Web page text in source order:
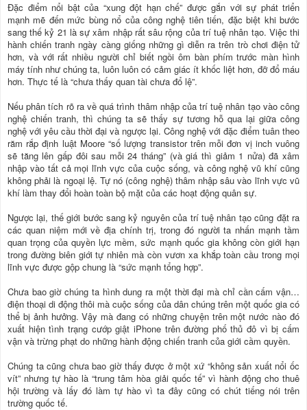
Đặc điểm nổi bật của “xung đột hạn chế” được gắn với sự phát triển
mạnh mẽ đến mức bùng nổ của công nghệ tiên tiến, đặc biệt khi bước
sang thế kỷ 21 là sự xâm nhập rất sâu rộng của trí tuệ nhân tạo. Việc thi
hành chiến tranh ngày càng giống những gì diễn ra trên trò chơi điện tử
hơn, và với rất nhiều người chỉ biết ngồi ôm bàn phím trước màn hình
máy tính như chúng ta, luôn luôn có cảm giác ít khốc liệt hơn, đỡ đổ máu
hơn. Thực tế là “chưa thấy quan tài chưa đổ lệ”.
Nếu phân tích rõ ra về quá trình thâm nhập của trí tuệ nhân tạo vào công
nghệ chiến tranh, thì chúng ta sẽ thấy sự tương hỗ qua lại giữa công
nghệ với yêu cầu thời đại và ngược lại. Công nghệ với đặc điểm tuân theo
răm rắp định luật Moore “số lượng transistor trên mỗi đơn vị inch vuông
sẽ tăng lên gấp đôi sau mỗi 24 tháng” (và giá thì giảm 1 nửa) đã xâm
nhập vào tất cả mọi lĩnh vực của cuộc sống, và công nghệ vũ khí cũng
không phải là ngoại lệ. Tự nó (công nghệ) thâm nhập sâu vào lĩnh vực vũ
khí làm thay đổi hoàn toàn bộ mặt của các hoạt động quân sự.
Ngược lại, thế giới bước sang kỷ nguyên của trí tuệ nhân tạo cũng đặt ra
các quan niệm mới về địa chính trị, trong đó người ta nhấn mạnh tầm
quan trọng của quyền lực mềm, sức mạnh quốc gia không còn giới hạn
trong đường biên giới tự nhiên mà còn vươn xa khắp toàn cầu trong mọi
lĩnh vực được gộp chung là “sức mạnh tổng hợp”.
Chưa bao giờ chúng ta hình dung ra một thời đại mà chỉ cần cấm vận…
điện thoại di động thôi mà cuộc sống của dân chúng trên một quốc gia có
thể bị ảnh hưởng. Vậy mà đang có những chuyện trên một nước nào đó
xuất hiện tình trạng cướp giật iPhone trên đường phố thủ đô vì bị cấm
vận và trừng phạt do những hành động chiến tranh của giới cầm quyền.
Chúng ta cũng chưa bao giờ thấy được ở một xứ “không sản xuất nổi ốc
vít” nhưng tự hào là “trung tâm hòa giải quốc tế” vì hành động cho thuê
hội trường và lấy đó làm tự hào vì ta đây cũng có chút tiếng nói trên
trường quốc tế.